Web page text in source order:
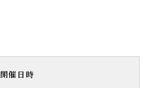
開催日時